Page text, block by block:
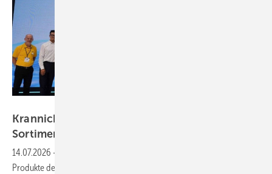
Krannich Solar nimmt Sigenergy-Produkte ins
Sortiment
14.07.2026 -
Produkte des Herstellers Sigenergy. Die Partnerschaft wurde auf der